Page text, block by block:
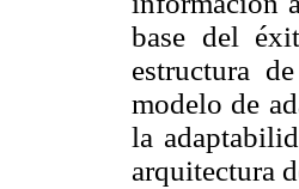
base del
estructura
modelo de
la
arquitectura